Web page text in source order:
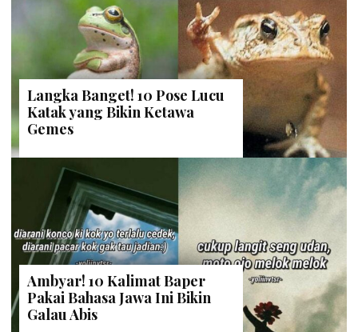
Langka Banget! 10 Pose Lucu
Katak yang Bikin Ketawa
Gemes
Ambyar! 10 Kalimat Baper
Pakai Bahasa Jawa Ini Bikin
Galau Abis